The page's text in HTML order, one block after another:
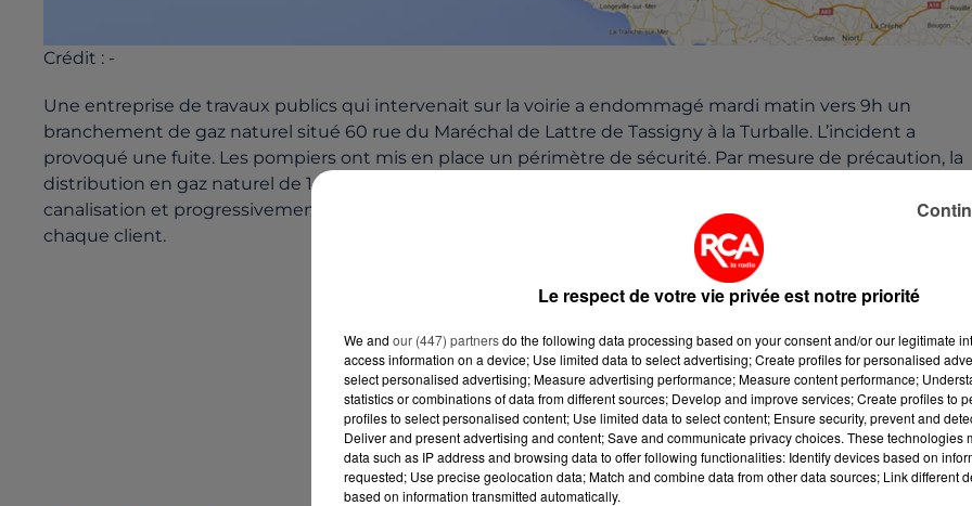
Crédit : -
Une entreprise de travaux publics qui intervenait sur la voirie a endommagé mardi matin vers 9h un
branchement de gaz naturel situé 60 rue du Maréchal de Lattre de Tassigny à la Turballe. L’incident a
provoqué une fuite. Les pompiers ont mis en place un périmètre de sécurité. Par mesure de précaution, la
distribution en gaz naturel de 1 200 clients a été temporairement suspendue. Les équipes GrDF ont réparé
canalisation et progressivement rétabli la distribution dans l’après-midi, en se déplaçant au domicile de
chaque client.
Le respect de votre vie privée est notre priorité
We and our (447) partnersdo the following data processing based on your consent and/or our legitimate
access information on a device; Use limited data to select advertising; Create profiles for personalised
select personalised advertising; Measure advertising performance; Measure content performance;
statistics or combinations of data from different sources; Develop and improve services; Create profiles to
profiles to select personalised content; Use limited data to select content; Ensure security, prevent and
Deliver and present advertising and content; Save and communicate privacy choices. These technologies
data such as IP address and browsing data to offer following functionalities: Identify devices based on
requested; Use precise geolocation data; Match and combine data from other data sources; Link different
based on information transmitted automatically.